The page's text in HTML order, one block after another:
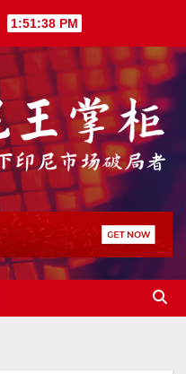
1:51:39 PM